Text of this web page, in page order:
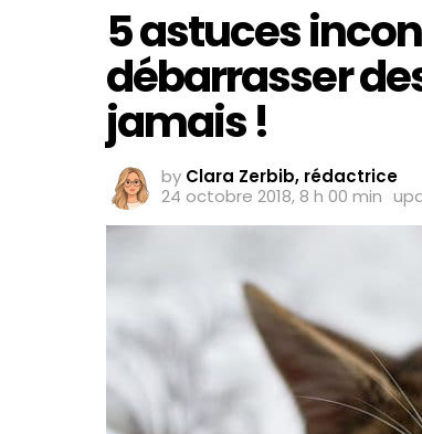
5 astuces
débarrasser
jamais !
by Clara Zerbib, rédactrice
24 octobre 2018, 8 h 00 min